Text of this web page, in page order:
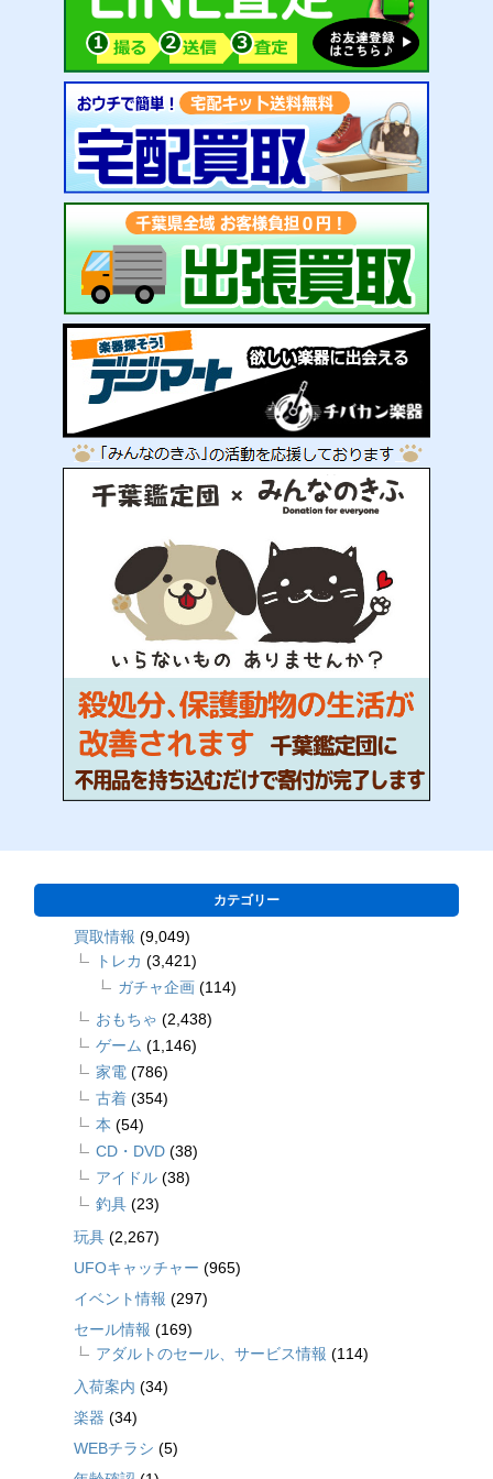
カテゴリー
買取情報 (9,049)
トレカ (3,421)
ガチャ企画 (114)
おもちゃ (2,438)
ゲーム (1,146)
家電 (786)
古着 (354)
本 (54)
CD・DVD (38)
アイドル (38)
釣具 (23)
玩具 (2,267)
UFOキャッチャー (965)
イベント情報 (297)
セール情報 (169)
アダルトのセール、サービス情報 (114)
入荷案内 (34)
楽器 (34)
WEBチラシ (5)